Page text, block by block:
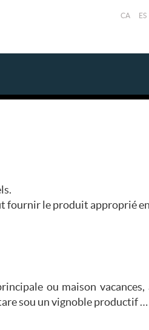
CA ES
fournir le produit approprié
ou maison vacances,
sou un vignoble productif …